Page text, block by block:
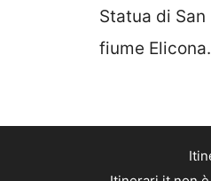
Statua di
fiume Elicona.